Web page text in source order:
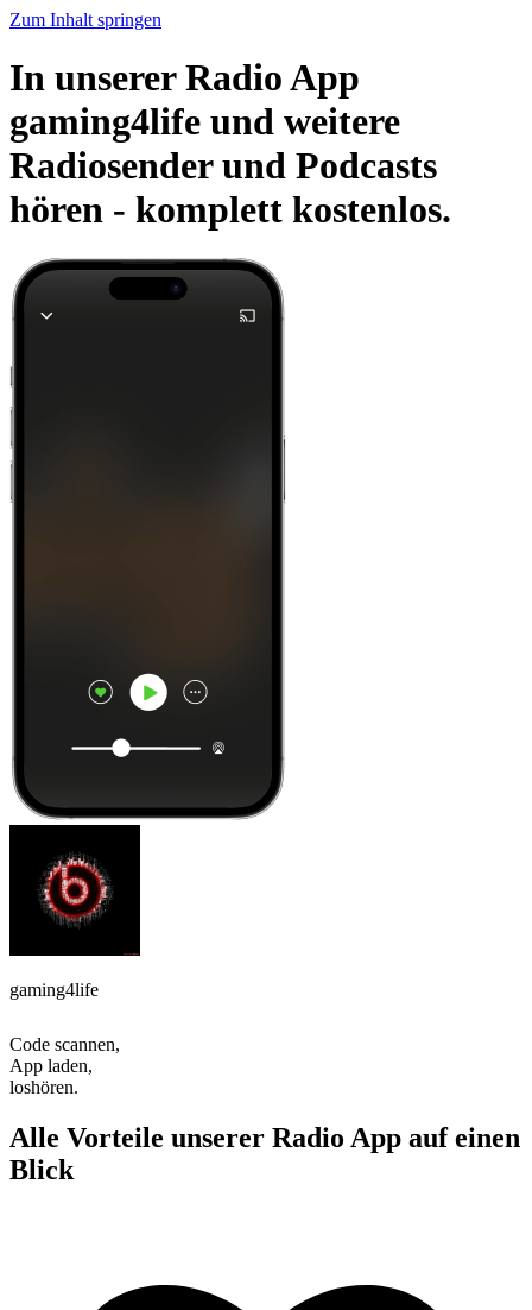
Zum Inhalt springen
In unserer Radio App
gaming4life und weitere
Radiosender und Podcasts
hören - komplett kostenlos.
gaming4life
Code scannen,
App laden,
loshören.
Alle Vorteile unserer Radio App auf einen
Blick